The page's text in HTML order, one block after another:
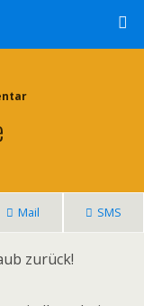
Mail SMS
zurück!